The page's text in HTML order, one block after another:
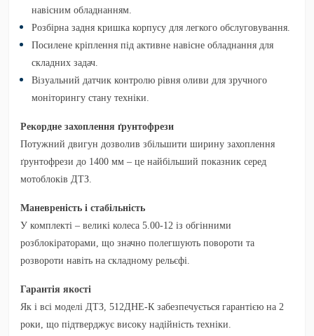
навісним обладнанням.
Розбірна задня кришка корпусу для легкого обслуговування.
Посилене кріплення під активне навісне обладнання для
складних задач.
Візуальний датчик контролю рівня оливи для зручного
моніторингу стану техніки.
Рекордне захоплення ґрунтофрези
Потужний двигун дозволив збільшити ширину захоплення
ґрунтофрези до 1400 мм – це найбільший показник серед
мотоблоків ДТЗ.
Маневреність і стабільність
У комплекті – великі колеса 5.00-12 із обгінними
розблокіраторами, що значно полегшують повороти та
розвороти навіть на складному рельєфі.
Гарантія якості
Як і всі моделі ДТЗ, 512ДНЕ-К забезпечується гарантією на 2
роки, що підтверджує високу надійність техніки.